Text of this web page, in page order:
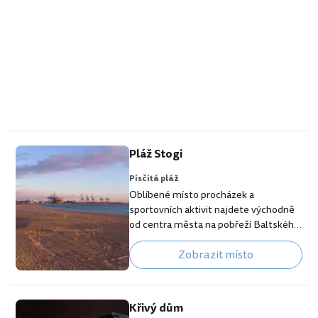
Pláž Stogi
Písčitá pláž
Oblíbené místo procházek a
sportovních aktivit najdete východně
od centra města na pobřeží Baltského
moře. Pláž Stogi s jemným světlým
pískem láká k dlouhým vycházkám,
kochání se nekonečnou masou vody i
vzdálenými přístavními jeřáby a lodním
provozem. 👉 Naše tipy na nejlepší
hotely v Gdaňsku Za teplých letních
Zobrazit místo
Křivý dům